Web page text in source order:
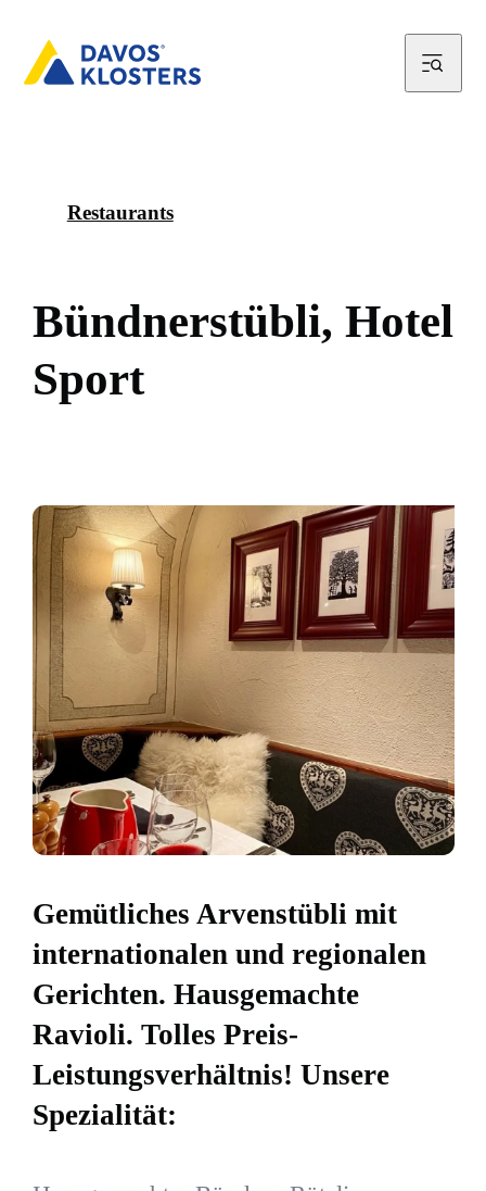
Restaurants
Bündnerstübli, Hotel
Sport
Gemütliches Arvenstübli mit
internationalen und regionalen
Gerichten. Hausgemachte
Ravioli. Tolles Preis-
Leistungsverhältnis! Unsere
Spezialität: